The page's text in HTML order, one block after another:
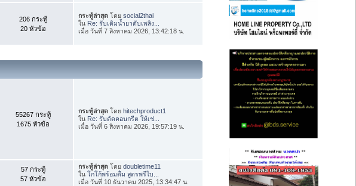
206 กระทู้
20 หัวข้อ
กระทู้ล่าสุด โดยsocial2thai
ใน Re: รับเติมน้ำยาดับเพลิง...
เมื่อ วันที่ 7 สิงหาคม 2026, 13:42:18 น.
55267 กระทู้
1675 หัวข้อ
กระทู้ล่าสุด โดยhitechproduct1
ใน Re: รับตัดคอนกรีต ให้เช่...
เมื่อ วันที่ 6 สิงหาคม 2026, 19:57:19 น.
57 กระทู้
57 หัวข้อ
กระทู้ล่าสุด โดยdoubletime11
ในโกโก้พร้อมดื่ม สูตรพรีไบ...
เมื่อ วันที่ 10 ธันวาคม 2025, 13:34:47 น.